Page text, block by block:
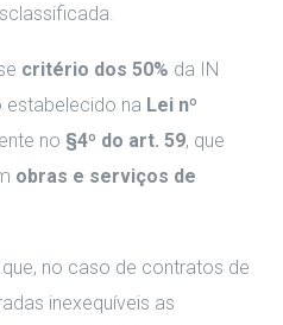
critério dos 50% da IN
na Lei nº
no §4º do art. 59, que
obras e serviços de
no caso de contratos de
inexequíveis as